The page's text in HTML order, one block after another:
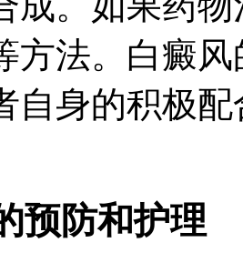
方法。白癜
自身的积极
预防和护理